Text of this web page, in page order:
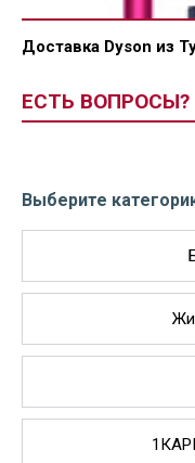
Доставка Dyson из
ЕСТЬ
Выберите